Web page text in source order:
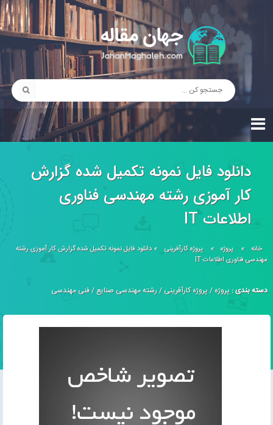
دانلود فایل نمونه تکمیل شده گزارش
کار آموزی رشته مهندسی فناوری
اطلاعات IT
خانه » پروژه » پروژه کارآفرینی »دانلود فایل نمونه تکمیل شده گزارش کار آموزی رشته
مهندسی فناوری اطلاعات IT
دسته بندی : پروژه/پروژه کارآفرینی/رشته مهندسی صنایع/فنی مهندسی